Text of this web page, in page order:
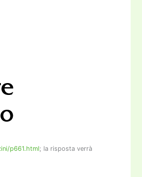
p661.html; la risposta verrà